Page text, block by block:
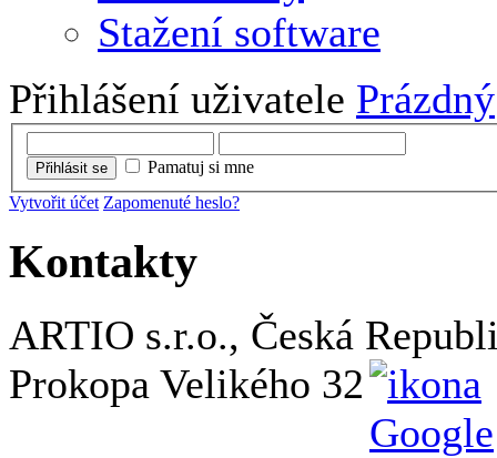
Stažení software
Přihlášení uživatele Prázdný
Přihlásit se
Pamatuj si mne
Vytvořit účet Zapomenuté heslo?
Kontakty
ARTIO s.r.o., Česká
Prokopa Velikého 32